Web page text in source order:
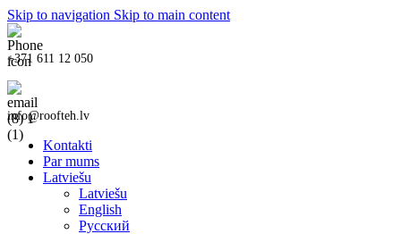
Skip to navigation Skip to main content
+371 611 12 050
info@roofteh.lv
Kontakti
Par mums
Latviešu
Latviešu
English
Русский